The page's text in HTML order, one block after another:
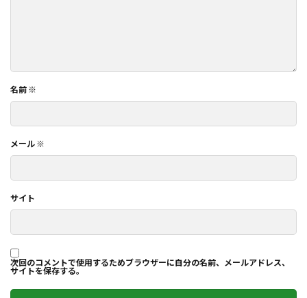
名前 ※
メール ※
サイト
次回のコメントで使用するためブラウザーに自分の名前、メールアドレス、
サイトを保存する。